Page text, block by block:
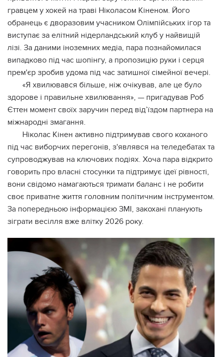
гравцем у хокей на траві Ніколасом Кіненом. Його
обранець є дворазовим учасником Олімпійських ігор та
виступає за елітний нідерландський клуб у найвищій
лізі. За даними іноземних медіа, пара познайомилася
випадково під час шопінгу, а пропозицію руки і серця
прем'єр зробив удома під час затишної сімейної вечері.
«Я хвилювався більше, ніж очікував, але це було
здорове і правильне хвилювання», — пригадував Роб
Єттен момент своїх заручин перед від’їздом партнера на
міжнародні змагання.
Ніколас Кінен активно підтримував свого коханого
під час виборчих перегонів, з'являвся на теледебатах та
супроводжував на ключових подіях. Хоча пара відкрито
говорить про власні стосунки та підтримує ідеї рівності,
вони свідомо намагаються тримати баланс і не робити
своє приватне життя головним політичним інструментом.
За попередньою інформацією ЗМІ, закохані планують
зіграти весілля вже влітку 2026 року.